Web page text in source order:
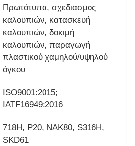
Πρωτότυπα, σχεδιασμός
καλουπιών, κατασκευή
καλουπιών, δοκιμή
καλουπιών, παραγωγή
πλαστικού χαμηλού/υψηλού
όγκου
ISO9001:2015;
IATF16949:2016
718H, P20, NAK80, S316H,
SKD61